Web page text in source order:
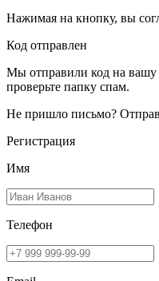
Нажимая на кнопку, вы
Код отправлен
Мы отправили код на
проверьте папку спам.
Не пришло письмо?
Регистрация
Имя
Телефон